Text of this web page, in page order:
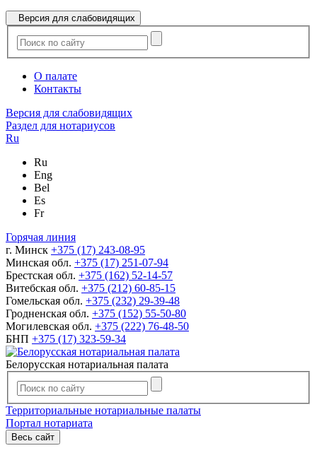
Версия для слабовидящих
О палате
Контакты
Версия для слабовидящих
Раздел для нотариусов
Ru
Ru
Eng
Bel
Es
Fr
Горячая линия
г. Минск +375 (17) 243-08-95
Минская обл. +375 (17) 251-07-94
Брестская обл. +375 (162) 52-14-57
Витебская обл. +375 (212) 60-85-15
Гомельская обл. +375 (232) 29-39-48
Гродненская обл. +375 (152) 55-50-80
Могилевская обл. +375 (222) 76-48-50
БНП +375 (17) 323-59-34
Белорусская нотариальная палата
Территориальные нотариальные палаты
Портал нотариата
Весь сайт